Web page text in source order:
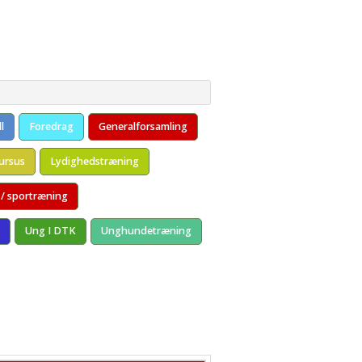
Foredrag Generalforsamling
Lydighedstræning
/ sportræning
Ung I DTK Unghundetræning